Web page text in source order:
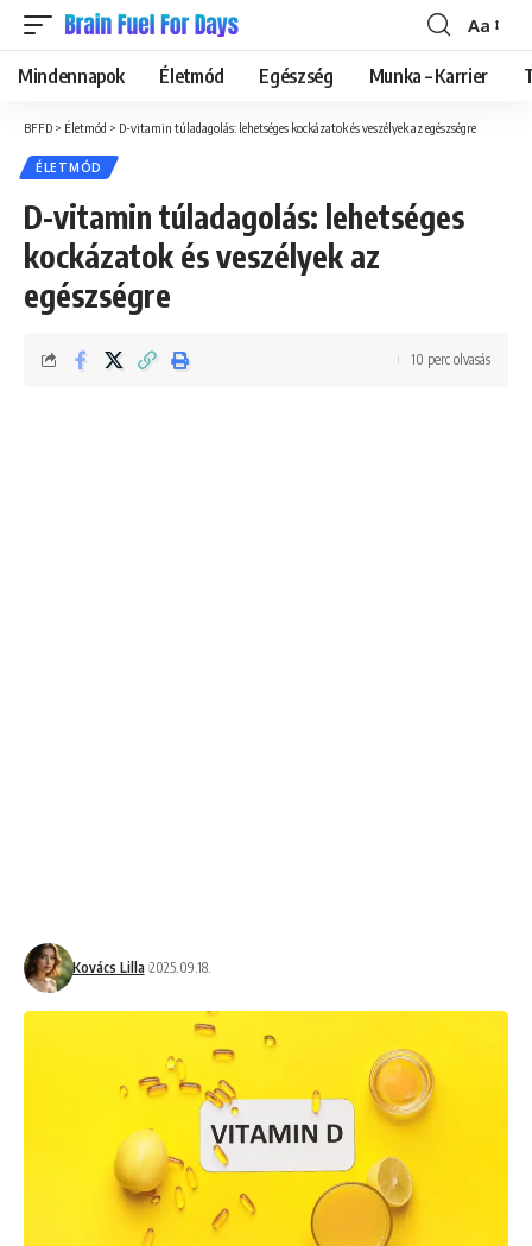
Font
Resizer
Aa
Mindennapok Életmód Egészség Munka – Karrier
BFFD > Életmód > D-vitamin túladagolás: lehetséges kockázatok és veszélyek az egészségre
ÉLETMÓD
D-vitamin túladagolás: lehetséges
kockázatok és veszélyek az
egészségre
Kovács Lilla 2025.09.18.
10 perc olvasás